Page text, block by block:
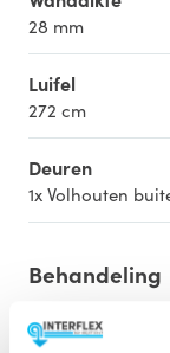
28 mm
Luifel
272 cm
Deuren
1x Volhouten
Behandeling
Onze paviljoens